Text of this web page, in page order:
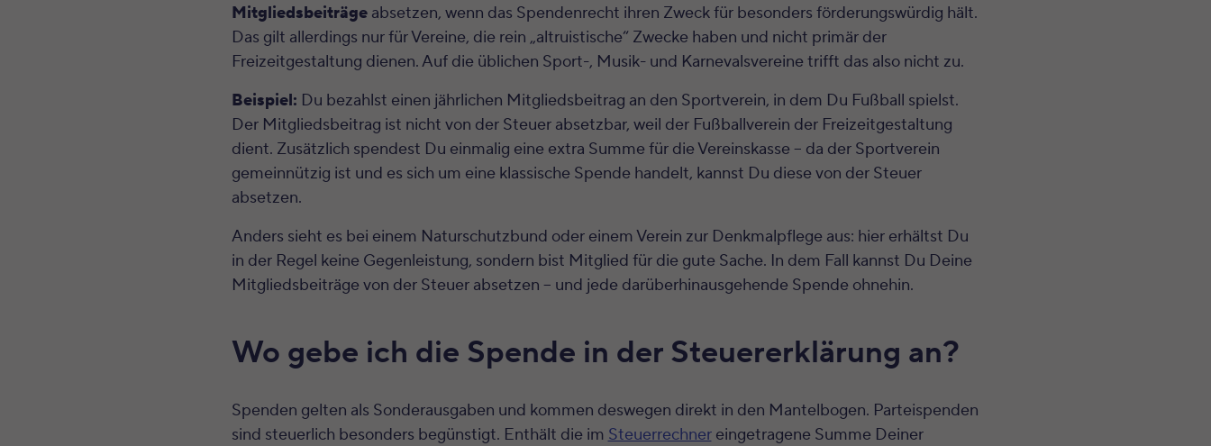
Mitgliedsbeiträgeabsetzen, wenn das Spendenrecht ihren Zweck für besonders förderungswürdig hält.
Das gilt allerdings nur für Vereine, die rein „altruistische“ Zwecke haben und nicht primär der
Freizeitgestaltung dienen. Auf die üblichen Sport-, Musik- und Karnevalsvereine trifft das also nicht zu.
Beispiel: Du bezahlst einen jährlichen Mitgliedsbeitrag an den Sportverein, in dem Du Fußball spielst.
Der Mitgliedsbeitrag ist nicht von der Steuer absetzbar, weil der Fußballverein der Freizeitgestaltung
dient. Zusätzlich spendest Du einmalig eine extra Summe für die Vereinskasse – da der Sportverein
gemeinnützig ist und es sich um eine klassische Spende handelt, kannst Du diese von der Steuer
absetzen.
Anders sieht es bei einem Naturschutzbund oder einem Verein zur Denkmalpflege aus: hier erhältst Du
in der Regel keine Gegenleistung, sondern bist Mitglied für die gute Sache. In dem Fall kannst Du Deine
Mitgliedsbeiträge von der Steuer absetzen – und jede darüberhinausgehende Spende ohnehin.
Wo gebe ich die Spende in der Steuererklärung an?
Spenden gelten als Sonderausgaben und kommen deswegen direkt in den Mantelbogen. Parteispenden
sind steuerlich besonders begünstigt. Enthält die im Steuerrechnereingetragene Summe Deiner